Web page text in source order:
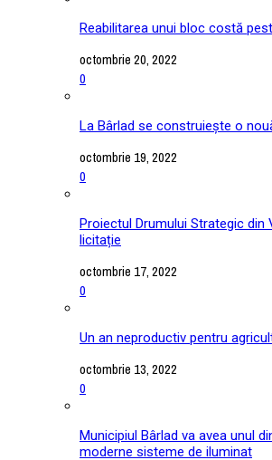
Reabilitarea unui bloc costă
octombrie 20, 2022
0
La Bârlad se construiește o
octombrie 19, 2022
0
Proiectul Drumului Strategic din
licitație
octombrie 17, 2022
0
Un an neproductiv pentru
octombrie 13, 2022
0
Municipiul Bârlad va avea unul
moderne sisteme de iluminat